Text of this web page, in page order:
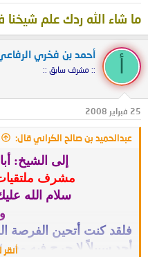
ما شاء الله ردك علم
أحمد بن فخري
:: مشرف سابق ::
25 فبراير 2008
عبدالحميد بن صالح الكراني قال:
إلى الشيخ:
مشرف
سلام الله
فلقد كنت أتحين الفرصة
أجد سبيلاً لا حرج فيه